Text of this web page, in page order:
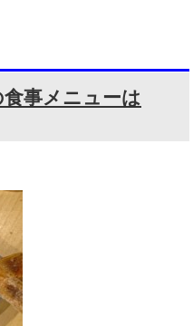
事メニューは